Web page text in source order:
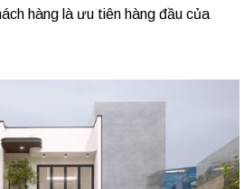
hàng là ưu tiên hàng đầu của